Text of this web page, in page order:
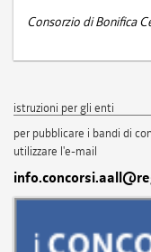
Consorzio di Bonifica
istruzioni per gli enti
per pubblicare i bandi di
utilizzare l'e-mail